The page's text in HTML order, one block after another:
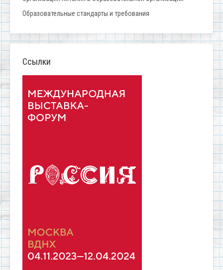
Образовательные стандарты и требования
Ссылки